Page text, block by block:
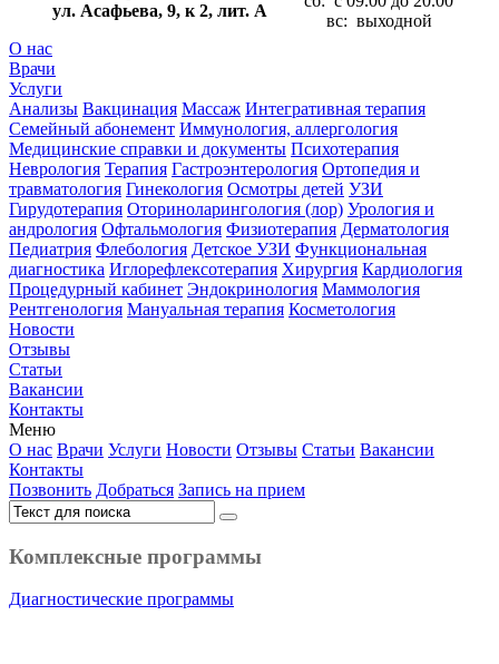
ул. Асафьева, 9, к 2, лит. А
вс: выходной
О нас
Врачи
Услуги
Анализы Вакцинация Массаж Интегративная терапия
Семейный абонемент Иммунология, аллергология
Медицинские справки и документы Психотерапия
Неврология Терапия Гастроэнтерология Ортопедия и
травматология Гинекология Осмотры детей УЗИ
Гирудотерапия Оториноларингология (лор) Урология и
андрология Офтальмология Физиотерапия Дерматология
Педиатрия Флебология Детское УЗИ Функциональная
диагностика Иглорефлексотерапия Хирургия Кардиология
Процедурный кабинет Эндокринология Маммология
Рентгенология Мануальная терапия Косметология
Новости
Отзывы
Статьи
Вакансии
Контакты
Меню
О нас Врачи Услуги Новости Отзывы Статьи Вакансии
Контакты
Позвонить Добраться Запись на прием
Комплексные программы
Диагностические программы